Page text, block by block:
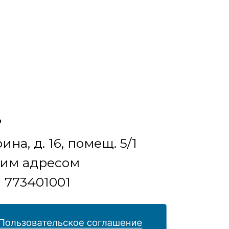
д. 16, помещ. 5/1
адресом
773401001